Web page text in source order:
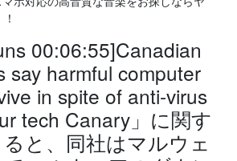
00:06:55]Canadian
say harmful computer
in spite of anti-virus
tech Canary」に関す
と、同社はマルウェ